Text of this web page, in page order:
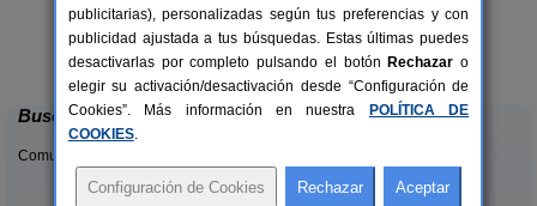
11 pers.
desde30 €
Casa Las Alberquillas
El Real de San Vicente (Toledo)
Buscar
Comunidades:
publicitarias), personalizadas según tus preferencias y con
publicidad ajustada a tus búsquedas. Estas últimas puedes
desactivarlas por completo pulsando el botón Rechazar o
elegir su activación/desactivación desde “Configuración de
Cookies”. Más información en nuestra
POLÍTICA DE
COOKIES.